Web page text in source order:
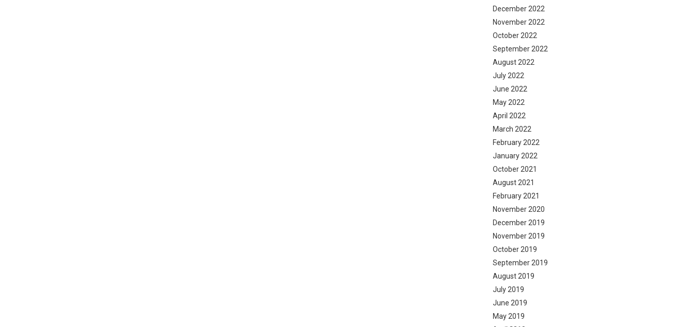
December 2022
November 2022
October 2022
September 2022
August 2022
July 2022
June 2022
May 2022
April 2022
March 2022
February 2022
January 2022
October 2021
August 2021
February 2021
November 2020
December 2019
November 2019
October 2019
September 2019
August 2019
July 2019
June 2019
May 2019